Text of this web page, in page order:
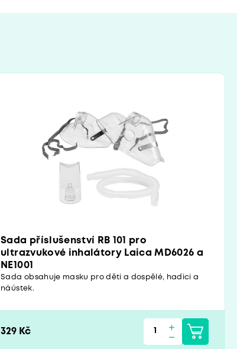
Sada příslušenství RB 101 pro
ultrazvukové inhalátory Laica MD6026 a
NE1001
Sada obsahuje masku pro děti a dospělé, hadici a
náústek.
329 Kč